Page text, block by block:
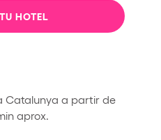
HOTEL
Catalunya a partir de
aprox.